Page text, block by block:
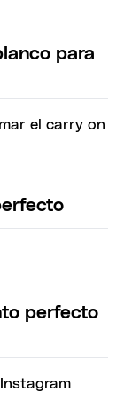
para
perfecto